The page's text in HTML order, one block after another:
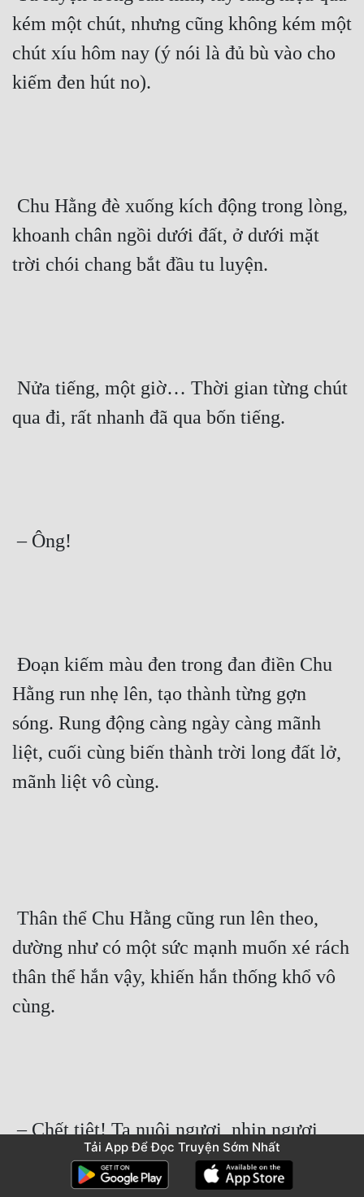
kém một chút, nhưng cũng không kém một
chút xíu hôm nay (ý nói là đủ bù vào cho
kiếm đen hút no).
khoanh chân ngồi dưới đất, ở dưới mặt
trời chói chang bắt đầu tu luyện.
qua đi, rất nhanh đã qua bốn tiếng.
– Ông!
Hằng run nhẹ lên, tạo thành từng gợn
sóng. Rung động càng ngày càng mãnh
liệt, cuối cùng biến thành trời long đất lở,
mãnh liệt vô cùng.
dường như có một sức mạnh muốn xé rách
thân thể hắn vậy, khiến hắn thống khổ vô
cùng.
– Chết tiệt! Ta nuôi ngươi, nhịn ngươi
nhiều năm như vậy, ngươi còn không biết
tốt xấu, vẫn muốn tra tấn ta!
Tải App Để Đọc Truyện Sớm Nhất